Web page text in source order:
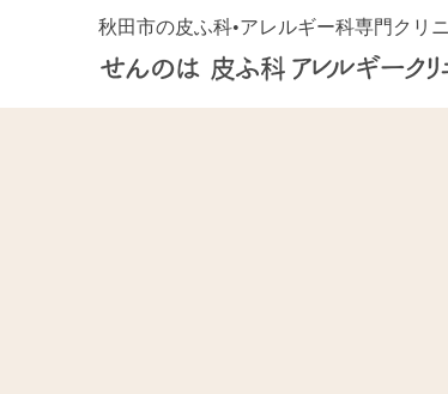
秋田市の皮ふ科•アレルギー科専門クリ